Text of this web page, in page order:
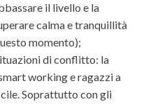
il livello e la
calma e tranquillità
momento);
di conflitto: la
workinge ragazzi a
Soprattutto con gli